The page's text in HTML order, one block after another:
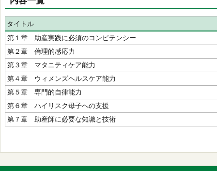
タイトル
第１章 助産実践に必須のコンピテンシー
第２章 倫理的感応力
第３章 マタニティケア能力
第４章 ウィメンズヘルスケア能力
第５章 専門的自律能力
第６章 ハイリスク母子への支援
第７章 助産師に必要な知識と技術